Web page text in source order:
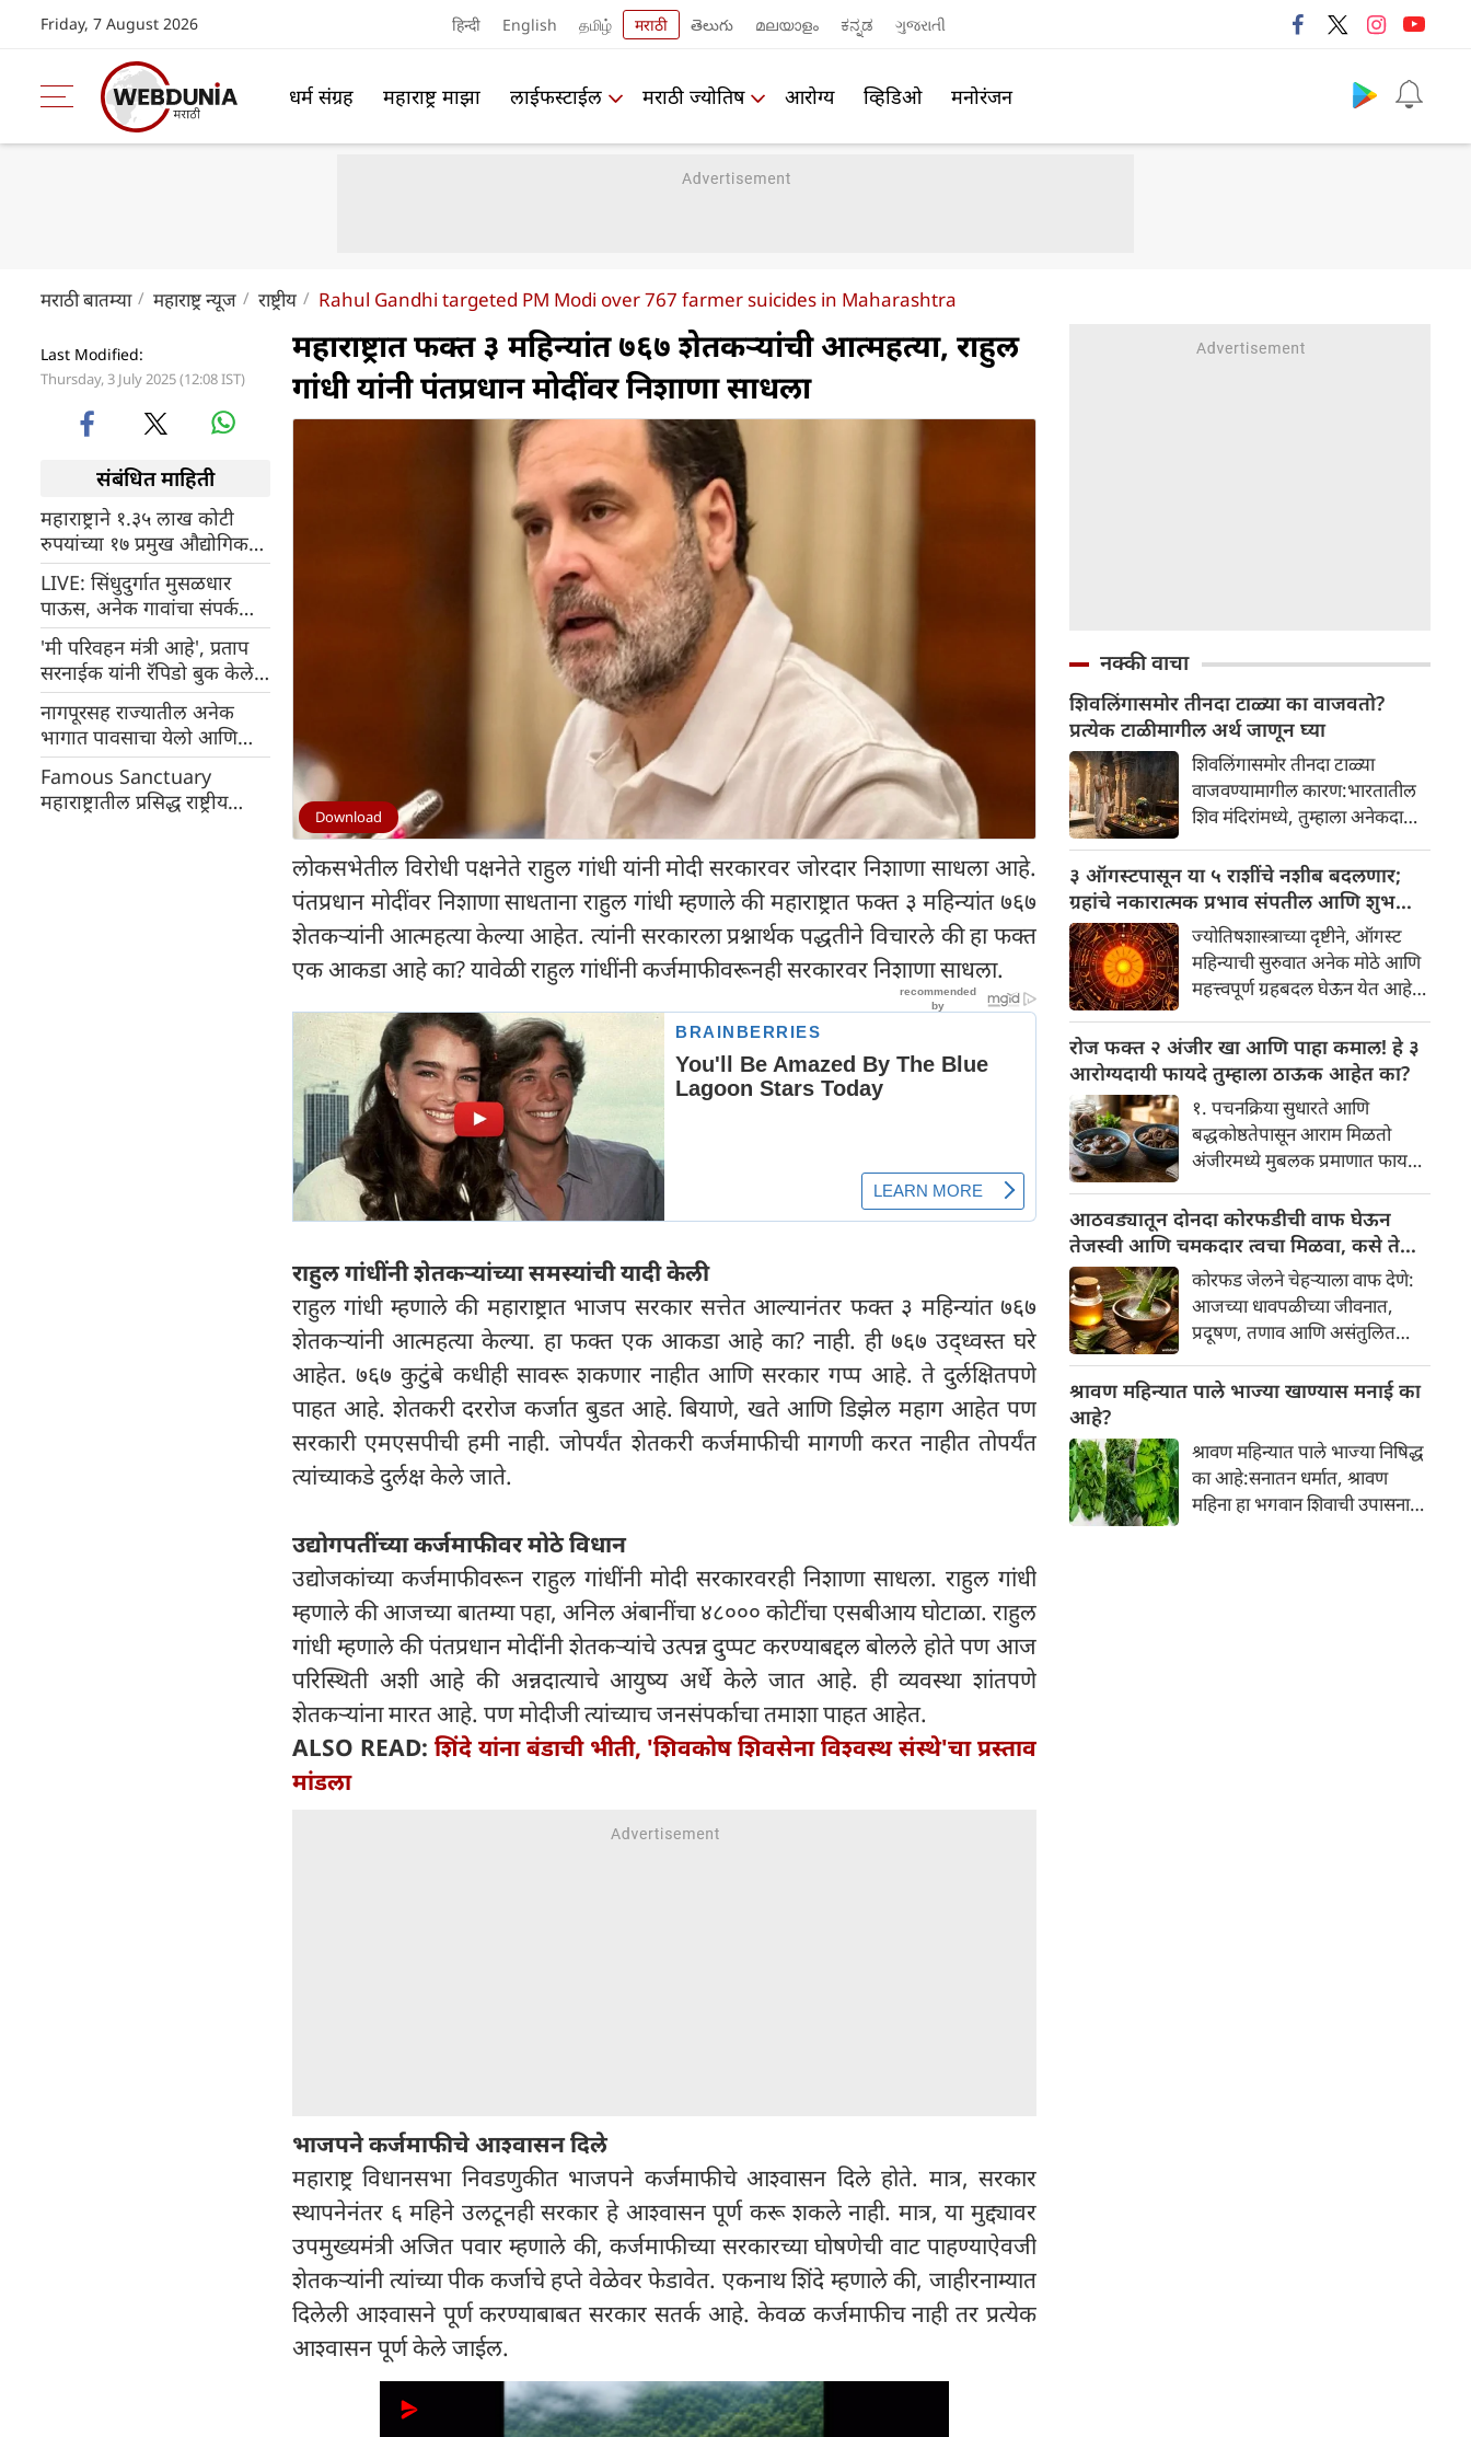
Friday, 7 August 2026 हिन्दी English தமிழ் मराठी తెలుగు മലയാളം ಕನ್ನಡ ગુજરાતી
धर्म संग्रह महाराष्ट्र माझा लाईफस्टाईल मराठी ज्योतिष आरोग्य व्हिडिओ मनोरंजन
मराठी बातम्या महाराष्ट्र न्यूज राष्ट्रीय Rahul Gandhi targeted PM Modi over 767 farmer suicides in Maharashtra
Last Modified:
Thursday, 3 July 2025 (12:08 IST)
संबंधित माहिती
महाराष्ट्राने १.३५ लाख कोटी
रुपयांच्या १७ प्रमुख औद्योगिक
प्रकल्पांना मान्यता
LIVE: सिंधुदुर्गात मुसळधार
पाऊस, अनेक गावांचा संपर्क
तुटला
'मी परिवहन मंत्री आहे', प्रताप
सरनाईक यांनी रॅपिडो बुक केले,
बेकायदेशीर बाईक टॅक्सी
नेटवर्कचा पर्दाफाश
नागपूरसह राज्यातील अनेक
भागात पावसाचा येलो आणि
ऑरेंज अलर्ट जारी
Famous Sanctuary
महाराष्ट्रातील प्रसिद्ध राष्ट्रीय
महाराष्ट्रात फक्त ३ महिन्यांत ७६७ शेतकऱ्यांची आत्महत्या, राहुल
गांधी यांनी पंतप्रधान मोदींवर निशाणा साधला
Download
लोकसभेतील विरोधी पक्षनेते राहुल गांधी यांनी मोदी सरकारवर जोरदार निशाणा साधला आहे.
पंतप्रधान मोदींवर निशाणा साधताना राहुल गांधी म्हणाले की महाराष्ट्रात फक्त ३ महिन्यांत ७६७
शेतकऱ्यांनी आत्महत्या केल्या आहेत. त्यांनी सरकारला प्रश्नार्थक पद्धतीने विचारले की हा फक्त
एक आकडा आहे का? यावेळी राहुल गांधींनी कर्जमाफीवरूनही सरकारवर निशाणा साधला.
राहुल गांधींनी शेतकऱ्यांच्या समस्यांची यादी केली
राहुल गांधी म्हणाले की महाराष्ट्रात भाजप सरकार सत्तेत आल्यानंतर फक्त ३ महिन्यांत ७६७
शेतकऱ्यांनी आत्महत्या केल्या. हा फक्त एक आकडा आहे का? नाही. ही ७६७ उद्ध्वस्त घरे
आहेत. ७६७ कुटुंबे कधीही सावरू शकणार नाहीत आणि सरकार गप्प आहे. ते दुर्लक्षितपणे
पाहत आहे. शेतकरी दररोज कर्जात बुडत आहे. बियाणे, खते आणि डिझेल महाग आहेत पण
सरकारी एमएसपीची हमी नाही. जोपर्यंत शेतकरी कर्जमाफीची मागणी करत नाहीत तोपर्यंत
त्यांच्याकडे दुर्लक्ष केले जाते.
उद्योगपतींच्या कर्जमाफीवर मोठे विधान
उद्योजकांच्या कर्जमाफीवरून राहुल गांधींनी मोदी सरकारवरही निशाणा साधला. राहुल गांधी
म्हणाले की आजच्या बातम्या पहा, अनिल अंबानींचा ४८००० कोटींचा एसबीआय घोटाळा. राहुल
गांधी म्हणाले की पंतप्रधान मोदींनी शेतकऱ्यांचे उत्पन्न दुप्पट करण्याबद्दल बोलले होते पण आज
परिस्थिती अशी आहे की अन्नदात्याचे आयुष्य अर्धे केले जात आहे. ही व्यवस्था शांतपणे
शेतकऱ्यांना मारत आहे. पण मोदीजी त्यांच्याच जनसंपर्काचा तमाशा पाहत आहेत.
ALSO READ: शिंदे यांना बंडाची भीती, 'शिवकोष शिवसेना विश्वस्थ संस्थे'चा प्रस्ताव
मांडला
भाजपने कर्जमाफीचे आश्वासन दिले
महाराष्ट्र विधानसभा निवडणुकीत भाजपने कर्जमाफीचे आश्वासन दिले होते. मात्र, सरकार
स्थापनेनंतर ६ महिने उलटूनही सरकार हे आश्वासन पूर्ण करू शकले नाही. मात्र, या मुद्द्यावर
उपमुख्यमंत्री अजित पवार म्हणाले की, कर्जमाफीच्या सरकारच्या घोषणेची वाट पाहण्याऐवजी
शेतकऱ्यांनी त्यांच्या पीक कर्जाचे हप्ते वेळेवर फेडावेत. एकनाथ शिंदे म्हणाले की, जाहीरनाम्यात
दिलेली आश्वासने पूर्ण करण्याबाबत सरकार सतर्क आहे. केवळ कर्जमाफीच नाही तर प्रत्येक
आश्वासन पूर्ण केले जाईल.
नक्की वाचा
शिवलिंगासमोर तीनदा टाळ्या का वाजवतो?
प्रत्येक टाळीमागील अर्थ जाणून घ्या
शिवलिंगासमोर तीनदा टाळ्या
वाजवण्यामागील कारण:भारतातील
शिव मंदिरांमध्ये, तुम्हाला अनेकदा
वाजवताना दिसतील. ही एक सामान्य
प्रथा आहे, पण तुम्ही कधी विचार
केला आहे का की यामागे काय रहस्य
आहे आणि प्रत्येक टाळीचा अर्थ काय
आहे? हा केवळ एक विधी नाही, तर
यामागे खोलवर रुजलेल्या पौराणिक
श्रद्धा, आध्यात्मिक अर्थ आणि काही
वैज्ञानिक तर्कदेखील आहेत. चला, या
अनोख्या परंपरेमागील अर्थ
सविस्तरपणे समजून घेऊया.
३ ऑगस्टपासून या ५ राशींचे नशीब बदलणार;
ग्रहांचे नकारात्मक प्रभाव संपतील आणि शुभ
दिवसांची सुरुवात होईलज्योतिषशास्त्राच्या दृष्टीने, ऑगस्ट
महिन्याची सुरुवात अनेक मोठे आणि
महत्त्वपूर्ण ग्रहबदल घेऊन येत आहे.
हालचाल अनेक राशींच्या जीवनात
सकारात्मक बदल घडवून आणणार
आहे. विशेषतः ३ ऑगस्ट रोजी एक
अत्यंत दुर्मिळ आणि फलदायी
ग्रहस्थिती (संयोग) तयार होत आहे.
या दिवशी तयार होणारे शुभ योग,
ग्रहांची स्थिती आणि या गोचरमुळे
ज्यांचे नशीब उजळणार आहे अशा
भाग्यवान राशींबद्दल आपण जाणून
घेऊया!
रोज फक्त २ अंजीर खा आणि पाहा कमाल! हे ३
आरोग्यदायी फायदे तुम्हाला ठाऊक आहेत का?
१. पचनक्रिया सुधारते आणि
बद्धकोष्ठतेपासून आराम मिळतो
अंजीरमध्ये मुबलक प्रमाणात फायबर
बद्धकोष्ठता, गॅस किंवा अपचनाचा
त्रास होत असेल, तर अंजीर
तुमच्यासाठी वरदान ठरू शकते. हे
आतड्यांची स्वच्छता ठेवण्यास मदत
करते. पचनसंस्था मजबूत करून पोट
साफ होण्यास मदत करते.
आठवड्यातून दोनदा कोरफडीची वाफ घेऊन
तेजस्वी आणि चमकदार त्वचा मिळवा, कसे ते
जाणून घ्या
कोरफड जेलने चेहऱ्याला वाफ देणे:
आजच्या धावपळीच्या जीवनात,
प्रदूषण, तणाव आणि असंतुलित
नकारात्मक परिणाम होऊ शकतो.
होते, ज्यामुळे निस्तेजपणा, मुरुमे
आणि ब्लॅकहेड्स यांसारख्या समस्या
निर्माण होतात.
श्रावण महिन्यात पाले भाज्या खाण्यास मनाई का
आहे?
श्रावण महिन्यात पाले भाज्या निषिद्ध
का आहे:सनातन धर्मात, श्रावण
महिना हा भगवान शिवाची उपासना